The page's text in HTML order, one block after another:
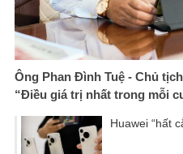
Ông Phan Đình Tuệ - Chủ
“Điều giá trị nhất trong mỗi
Huawei “hất